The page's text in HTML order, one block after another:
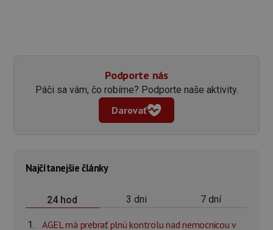
Podporte nás
Páči sa vám, čo robíme? Podporte naše aktivity.
Darovať
Najčítanejšie články
24 hod 3 dni 7 dní
AGEL má prebrať plnú kontrolu nad nemocnicou v